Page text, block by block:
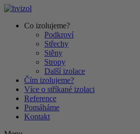
Co izolujeme?
Podkroví
Střechy
Stěny
Stropy
Další izolace
Čím izolujeme?
Více o stříkané izolaci
Reference
Pomáháme
Kontakt